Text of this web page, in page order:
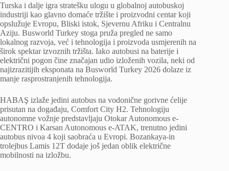
Turska i dalje igra stratešku ulogu u globalnoj autobuskoj
industriji kao glavno domaće tržište i proizvodni centar koji
opslužuje Evropu, Bliski istok, Sjevernu Afriku i Centralnu
Aziju. Busworld Turkey stoga pruža pregled ne samo
lokalnog razvoja, već i tehnologija i proizvoda usmjerenih na
širok spektar izvoznih tržišta. Iako autobusi na baterije i
električni pogon čine značajan udio izloženih vozila, neki od
najizrazitijih eksponata na Busworld Turkey 2026 dolaze iz
manje rasprostranjenih tehnologija.
HABAŞ izlaže jedini autobus na vodonične gorivne ćelije
prisutan na događaju, Comfort City H2. Tehnologiju
autonomne vožnje predstavljaju Otokar Autonomous e-
CENTRO i Karsan Autonomous e-ATAK, trenutno jedini
autobus nivoa 4 koji saobraća u Evropi. Bozankaya-in
trolejbus Lamis 12T dodaje još jedan oblik električne
mobilnosti na izložbu.